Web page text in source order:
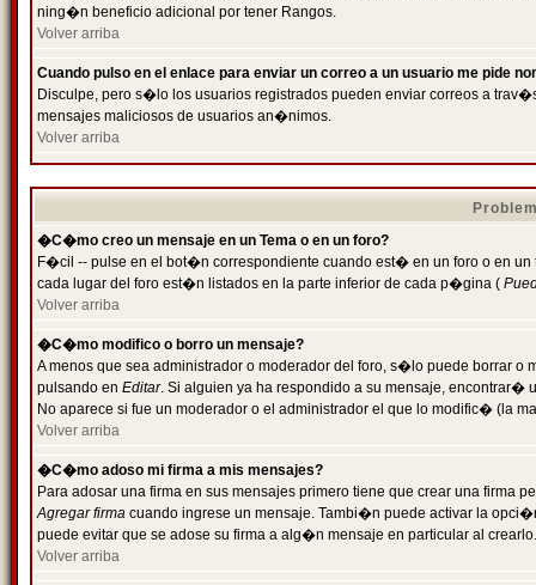
ning�n beneficio adicional por tener Rangos.
Volver arriba
Cuando pulso en el enlace para enviar un correo a un usuario me pide
Disculpe, pero s�lo los usuarios registrados pueden enviar correos a
mensajes maliciosos de usuarios an�nimos.
Volver arriba
�C�mo creo un mensaje en un Tema o en un foro?
F�cil -- pulse en el bot�n correspondiente cuando est� en un foro o en
cada lugar del foro est�n listados en la parte inferior de cada p�gina (
Volver arriba
�C�mo modifico o borro un mensaje?
A menos que sea administrador o moderador del foro, s�lo puede borrar o
pulsando en Editar. Si alguien ya ha respondido a su mensaje, encontrar�
No aparece si fue un moderador o el administrador el que lo modific� (la
Volver arriba
�C�mo adoso mi firma a mis mensajes?
Para adosar una firma en sus mensajes primero tiene que crear una firma
Agregar firma cuando ingrese un mensaje. Tambi�n puede activar la
puede evitar que se adose su firma a alg�n mensaje en particular al crearlo.
Volver arriba